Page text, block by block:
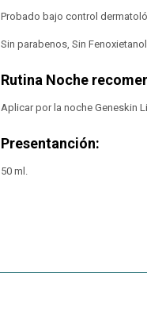
Probado bajo control
Sin parabenos, Sin
Rutina Noche
Aplicar por la noche Geneskin
Presentanción:
50 ml.